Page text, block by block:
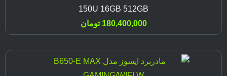
150U 16GB 512GB
180,400,000 تومان